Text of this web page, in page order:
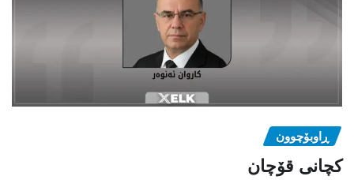
ڕاوبۆچوون
کچانی قۆچان